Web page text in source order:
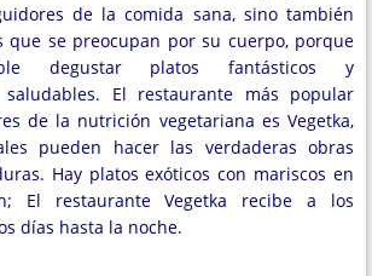
de la comida sana, sino también
que se preocupan por su cuerpo, porque
degustar platos fantásticos y
saludables. El restaurante más popular
de la nutrición vegetariana es Vegetka,
pueden hacer las verdaderas obras
Hay platos exóticos con mariscos en
El restaurante Vegetka recibe a los
días hasta la noche.